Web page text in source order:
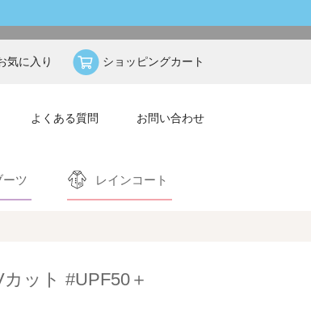
気に入り ショッピングカート
よくある質問 お問い合わせ
ーツ レインコート
ット #UPF50＋